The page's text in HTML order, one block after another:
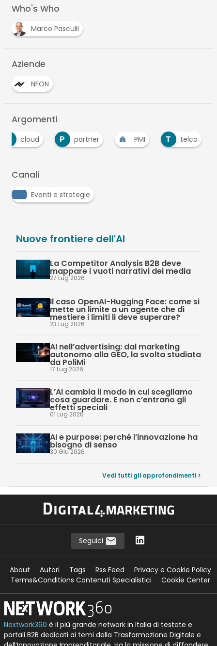
Who's Who
Marco Pasculli
Aziende
NFON
Argomenti
cloud P partner PMI T telco
Canali
Eventi e strategie
Nuove frontiere dell'AI
La Competitor Analysis B2B deve
mappare i vuoti narrativi dei media
27 Lug 2026
Il caso OpenAI-Hugging Face: come si
mette un limite a un agente che di
mestiere i limiti li deve superare?
23 Lug 2026
AI nell’advertising: dal marketing
autonomo alla GEO, la svolta studiata
da PoliMi
17 Lug 2026
L’AI cambia il modo in cui scegliamo
cosa guardare. E non c’entrano gli
effetti speciali
01 Lug 2026
AI e purpose: perché l’innovazione ha
bisogno di senso
30 Giu 2026
Vedi tutti gli approfondimenti >
Seguici
About Autori Tags Rss Feed
Privacy e Cookie Policy
Terms&Conditions Contenuti Specialistici
Cookie Center
Nextwork360 è il più grande network in Italia di testate e
portali B2B dedicati ai temi della Trasformazione Digitale e